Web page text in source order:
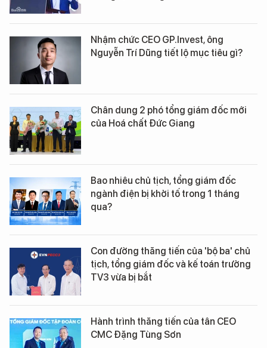
Nhậm chức CEO GP.Invest, ông
Nguyễn Trí Dũng tiết lộ mục tiêu gì?
Chân dung 2 phó tổng giám đốc mới
của Hoá chất Đức Giang
Bao nhiêu chủ tịch, tổng giám đốc
ngành điện bị khởi tố trong 1 tháng
qua?
Con đường thăng tiến của 'bộ ba' chủ
tịch, tổng giám đốc và kế toán trưởng
TV3 vừa bị bắt
Hành trình thăng tiến của tân CEO
CMC Đặng Tùng Sơn